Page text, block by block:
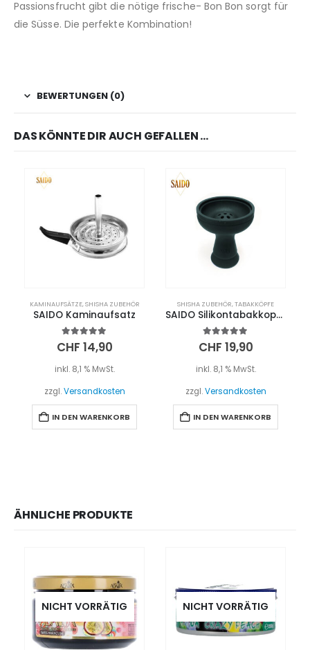
Passionsfrucht gibt die nötige frische- Bon Bon sorgt für
die Süsse. Die perfekte Kombination!
BEWERTUNGEN (0)
DAS KÖNNTE DIR AUCH GEFALLEN …
KAMINAUFSÄTZE,SHISHA ZUBEHÖR
SAIDO Kaminaufsatz
5.00out of 5
CHF 14,90
inkl. 8,1 % MwSt.
zzgl.Versandkosten
IN DEN WARENKORB
SHISHA ZUBEHÖR,TABAKKÖPFE
SAIDO Silikontabakkopf 7-Loch – Schwarz
5.00out of 5
CHF 19,90
inkl. 8,1 % MwSt.
zzgl.Versandkosten
IN DEN WARENKORB
ÄHNLICHE PRODUKTE
NICHT VORRÄTIG NICHT VORRÄTIG